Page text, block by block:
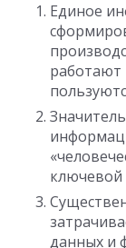
Единое
работают
данных и